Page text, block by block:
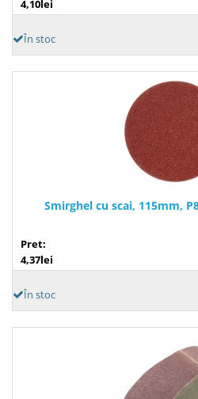
4,10lei
În stoc
Smirghel cu scai, 115mm,
Pret:
4,37lei
În stoc